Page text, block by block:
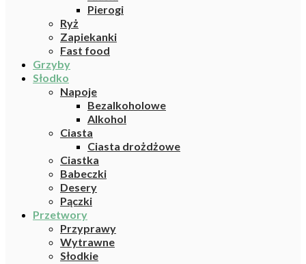
Pierogi
Ryż
Zapiekanki
Fast food
Grzyby
Słodko
Napoje
Bezalkoholowe
Alkohol
Ciasta
Ciasta drożdżowe
Ciastka
Babeczki
Desery
Pączki
Przetwory
Przyprawy
Wytrawne
Słodkie